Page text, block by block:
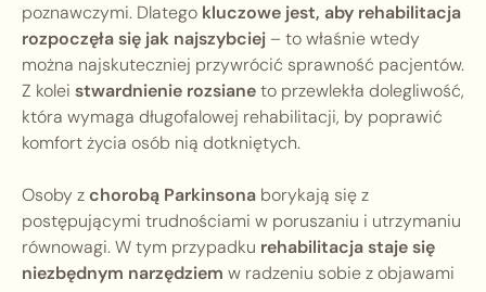
poznawczymi. Dlatego kluczowe jest, aby rehabilitacja
rozpoczęła się jak najszybciej– to właśnie wtedy
można najskuteczniej przywrócić sprawność pacjentów.
Z kolei stwardnienie rozsianeto przewlekła dolegliwość,
która wymaga długofalowej rehabilitacji, by poprawić
komfort życia osób nią dotkniętych.
Osoby zchorobą Parkinsona borykają się z
postępującymi trudnościami w poruszaniu i utrzymaniu
równowagi. W tym przypadku rehabilitacja staje się
niezbędnym narzędziem w radzeniu sobie z objawami